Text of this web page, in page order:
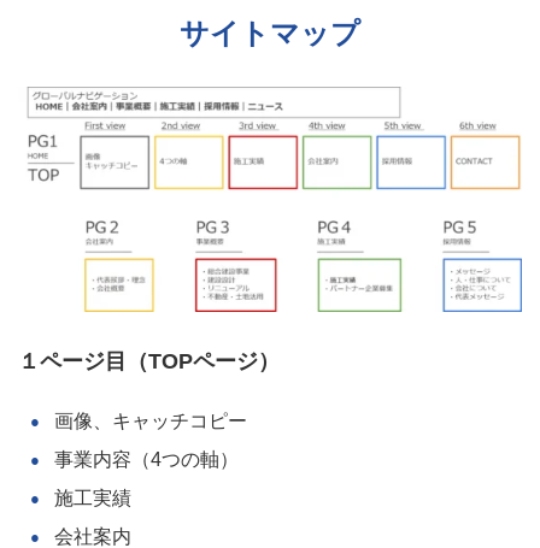
サイトマップ
１ページ目 （TOPページ）
画像、キャッチコピー
事業内容（4つの軸）
施工実績
会社案内